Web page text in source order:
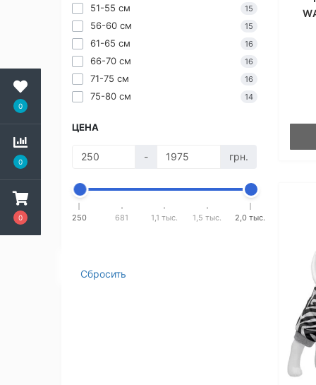
0
0
0
51-55 см 15
56-60 см 15
61-65 см 16
66-70 см 16
71-75 см 16
75-80 см 14
ЦЕНА
- грн.
250 681 1,1 тыс. 1,5 тыс. 2,0 тыс.
Сбросить